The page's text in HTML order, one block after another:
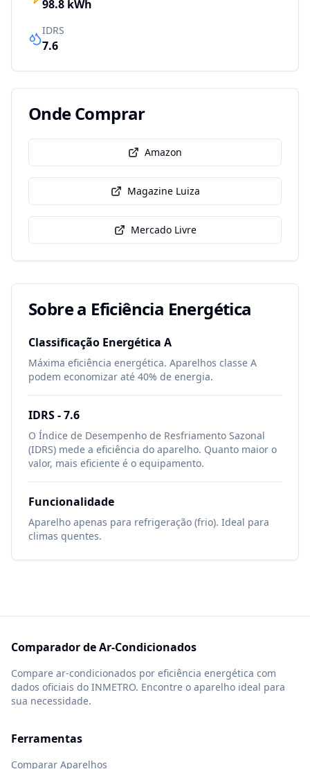
98.8 kWh
IDRS
7.6
Onde Comprar
Amazon
Magazine Luiza
Mercado Livre
Sobre a Eficiência Energética
Classificação Energética A
Máxima eficiência energética. Aparelhos classe A
podem economizar até 40% de energia.
IDRS -7.6
O Índice de Desempenho de Resfriamento Sazonal
(IDRS) mede a eficiência do aparelho. Quanto maior o
valor, mais eficiente é o equipamento.
Funcionalidade
Aparelho apenas para refrigeração (frio). Ideal para
climas quentes.
Comparador de Ar-Condicionados
Compare ar-condicionados por eficiência energética com
dados oficiais do INMETRO. Encontre o aparelho ideal para
sua necessidade.
Ferramentas
Comparar Aparelhos